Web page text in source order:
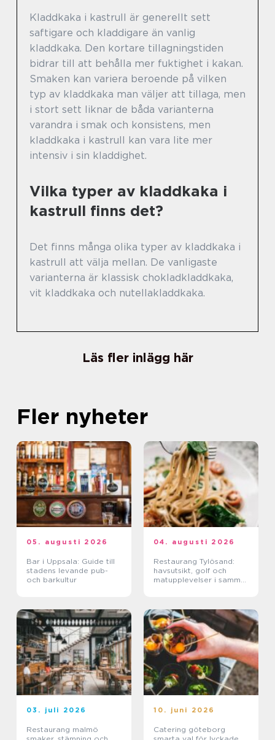
Kladdkaka i kastrull är generellt sett
saftigare och kladdigare än vanlig
kladdkaka. Den kortare tillagningstiden
bidrar till att behålla mer fuktighet i kakan.
Smaken kan variera beroende på vilken
typ av kladdkaka man väljer att tillaga, men
i stort sett liknar de båda varianterna
varandra i smak och konsistens, men
kladdkaka i kastrull kan vara lite mer
intensiv i sin kladdighet.
Vilka typer av kladdkaka i
kastrull finns det?
Det finns många olika typer av kladdkaka i
kastrull att välja mellan. De vanligaste
varianterna är klassisk chokladkladdkaka,
vit kladdkaka och nutellakladdkaka.
Läs fler inlägg här
Fler nyheter
05. augusti 2026
Bar i Uppsala: Guide till
stadens levande pub-
och barkultur
04. augusti 2026
Restaurang Tylösand:
havsutsikt, golf och
matupplevelser i samma
03. juli 2026
Restaurang malmö
10. juni 2026
Catering göteborg